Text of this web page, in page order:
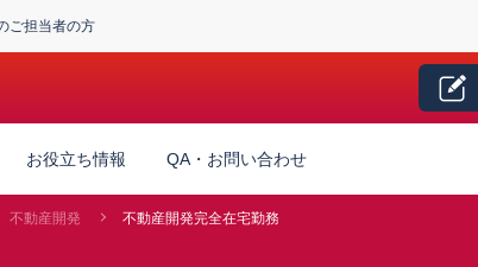
ご担当者の方
お役立ち情報 QA・お問い合わせ
不動産開発 不動産開発完全在宅勤務